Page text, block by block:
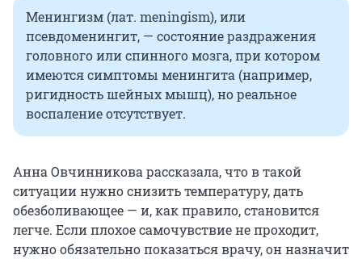
Менингизм (лат. meningism), или
псевдоменингит, — состояние раздражения
головного или спинного мозга, при котором
имеются симптомы менингита (например,
ригидность шейных мышц), но реальное
воспаление отсутствует.
Анна Овчинникова рассказала, что в такой
ситуации нужно снизить температуру, дать
обезболивающее — и, как правило, становится
легче. Если плохое самочувствие не проходит,
нужно обязательно показаться врачу, он назначит